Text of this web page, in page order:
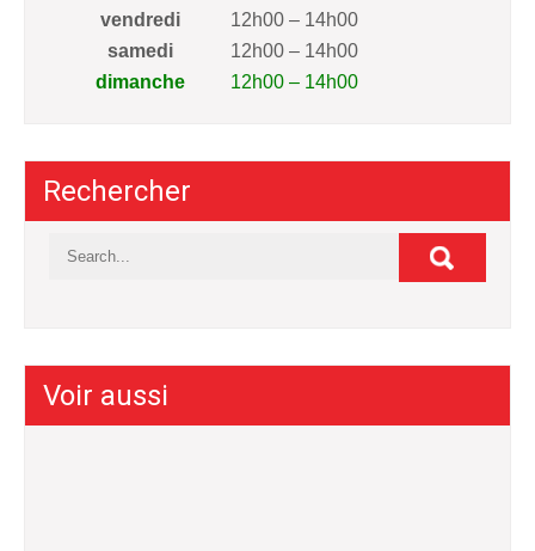
vendredi
12h00 – 14h00
samedi
12h00 – 14h00
dimanche
12h00 – 14h00
Rechercher
Voir aussi